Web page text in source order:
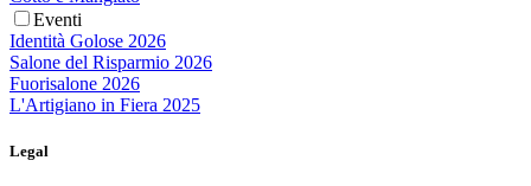
Eventi
Identità Golose 2026
Salone del Risparmio 2026
Fuorisalone 2026
L'Artigiano in Fiera 2025
Legal